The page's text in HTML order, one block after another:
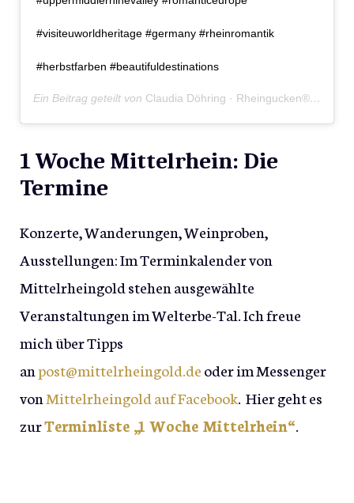
#visiteuworldheritage #germany #rheinromantik
#herbstfarben #beautifuldestinations
Ein Beitrag geteilt von Claudia Döhring · Rheingucken®
1 Woche Mittelrhein: Die
Termine
Konzerte, Wanderungen, Weinproben,
Ausstellungen: Im Terminkalender von
Mittelrheingold stehen ausgewählte
Veranstaltungen im Welterbe-Tal. Ich freue
mich über Tipps
anpost@mittelrheingold.deoder im Messenger
von Mittelrheingold auf Facebook. Hier geht es
zurTerminliste „1 Woche Mittelrhein“.